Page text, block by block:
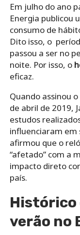
Em julho do ano
Energia publicou
consumo de
Dito isso, o
passou a ser no
noite. Por isso, o
eficaz.
Quando assinou
de abril de 2019,
estudos
influenciaram em
afirmou que o
“afetado” com a
impacto direto
país.
Histórico
verão no